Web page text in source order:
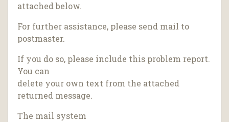
attached below.
For further assistance, please send mail to
postmaster.
If you do so, please include this problem report.
You can
delete your own text from the attached
returned message.
The mail system